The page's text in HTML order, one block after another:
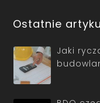
Ostatnie
Jaki